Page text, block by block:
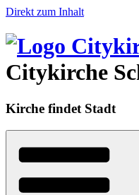
Direkt zum Inhalt
Citykirche
Kirche findet Stadt